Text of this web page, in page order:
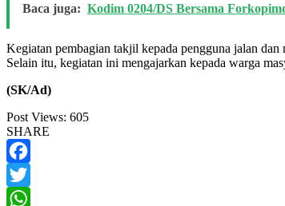
Baca juga: Kodim 0204/DS Bersama
Kegiatan pembagian takjil kepada pengguna jalan
Selain itu, kegiatan ini mengajarkan kepada warga
(SK/Ad)
Post Views: 605
SHARE
Facebook
Twitter